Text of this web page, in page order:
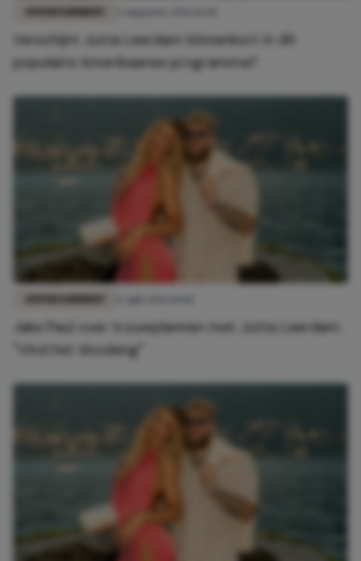
Verschijnt Jutta Leerdam binnenkort in dít
populaire Amerikaanse programma?
Jake Paul over trouwplannen met Jutta Leerdam:
"Vind het doodeng"